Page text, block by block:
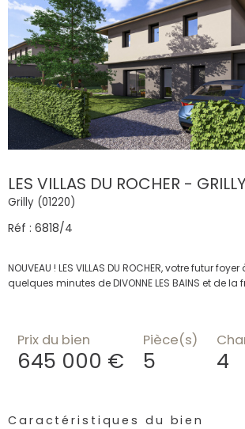
LES VILLAS DU ROCHER -
Grilly (01220)
Réf : 6818/4
NOUVEAU ! LES VILLAS DU ROCHER, votre futur
quelques minutes de DIVONNE LES BAINS et de la
Prix du bien
645 000 €
Pièce(s)
5 4
Caractéristiques du bien